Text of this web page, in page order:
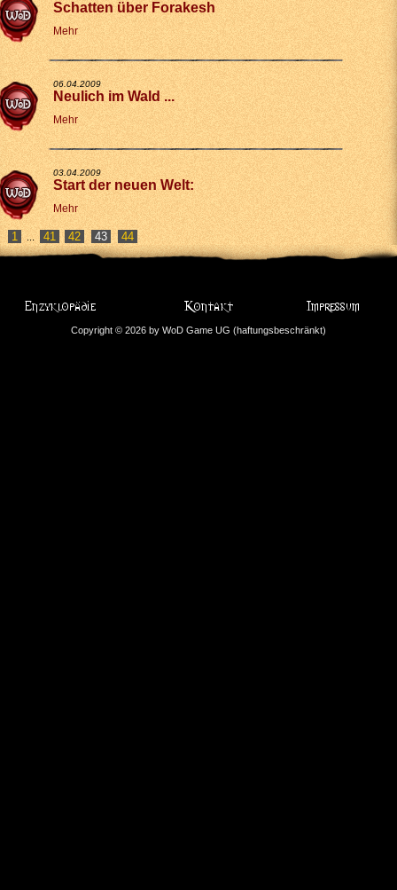
Schatten über Forakesh
Mehr
06.04.2009
Neulich im Wald ...
Mehr
03.04.2009
Start der neuen Welt:
Mehr
1 ... 41 42 44
Copyright © 2026 by WoD Game UG (haftungsbeschränkt)